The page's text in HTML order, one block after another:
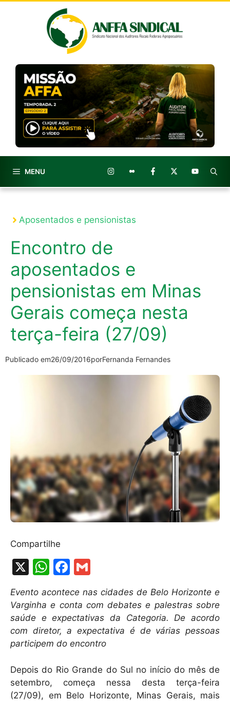
MENU
Aposentados e pensionistas
Encontro de
aposentados e
pensionistas em Minas
Gerais começa nesta
terça-feira (27/09)
Publicado em26/09/2016porFernanda Fernandes
Compartilhe
X
W
at
s
A
p
p
F
c
e
b
o
o
k
ai
l
Evento acontece nas cidades de Belo Horizonte e
Varginha e conta com debates e palestras sobre
saúde e expectativas da Categoria. De acordo
com diretor, a expectativa é de várias pessoas
participem do encontro
Depois do Rio Grande do Sul no início do mês de
setembro, começa nessa desta terça-feira
(27/09), em Belo Horizonte, Minas Gerais, mais